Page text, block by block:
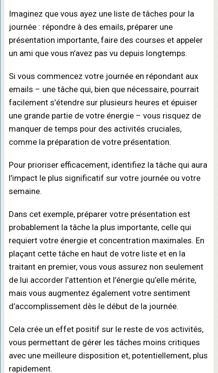
Imaginez que vous ayez une liste de tâches pour la
journée : répondre à des emails, préparer une
présentation importante, faire des courses et appeler
un ami que vous n’avez pas vu depuis longtemps.
Si vous commencez votre journée en répondant aux
emails – une tâche qui, bien que nécessaire, pourrait
facilement s’étendre sur plusieurs heures et épuiser
une grande partie de votre énergie – vous risquez de
manquer de temps pour des activités cruciales,
comme la préparation de votre présentation.
Pour prioriser efficacement, identifiez la tâche qui aura
l’impact le plus significatif sur votre journée ou votre
semaine.
Dans cet exemple, préparer votre présentation est
probablement la tâche la plus importante, celle qui
requiert votre énergie et concentration maximales. En
plaçant cette tâche en haut de votre liste et en la
traitant en premier, vous vous assurez non seulement
de lui accorder l’attention et l’énergie qu’elle mérite,
mais vous augmentez également votre sentiment
d’accomplissement dès le début de la journée.
Cela crée un effet positif sur le reste de vos activités,
vous permettant de gérer les tâches moins critiques
avec une meilleure disposition et, potentiellement, plus
rapidement.